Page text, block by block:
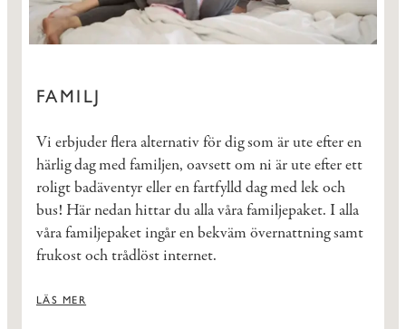
FAMILJ
Vi erbjuder flera alternativ för dig som är ute efter en
härlig dag med familjen, oavsett om ni är ute efter ett
roligt badäventyr eller en fartfylld dag med lek och
bus! Här nedan hittar du alla våra familjepaket. I alla
våra familjepaket ingår en bekväm övernattning samt
frukost och trådlöst internet.
LÄS MER